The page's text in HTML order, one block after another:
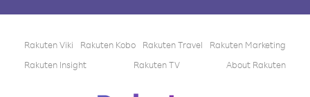
Rakuten Viki Rakuten Kobo Rakuten Travel
Rakuten Marketing
Rakuten Insight
Rakuten TV About Rakuten